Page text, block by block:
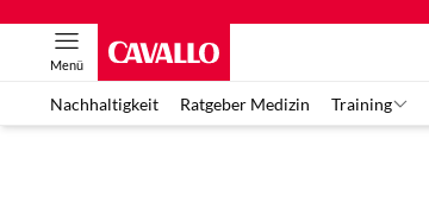
Menü
Nachhaltigkeit Ratgeber Medizin Training